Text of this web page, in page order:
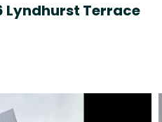
Lyndhurst Terrace